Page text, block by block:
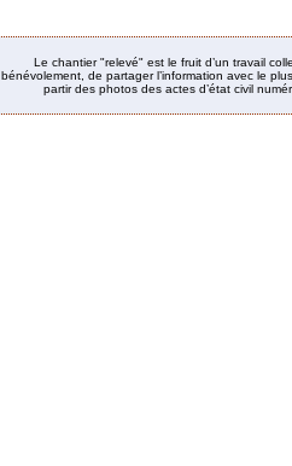
Le chantier "relevé" est le fruit d’un travail
bénévolement, de partager l’information avec le
partir des photos des actes d’état civil